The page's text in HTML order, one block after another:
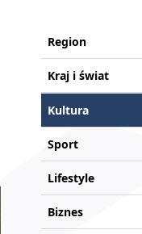
Region
Kraj i świat
Kultura
Sport
Lifestyle
Biznes